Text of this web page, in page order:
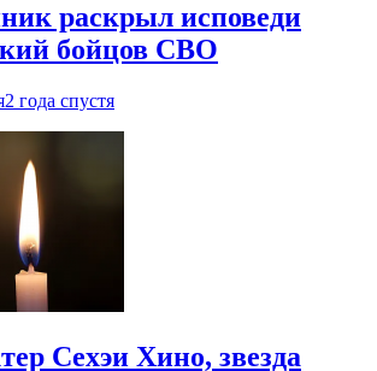
раскрыл исповеди
бойцов СВО
2 года спустя
Сехэи Хино, звезда